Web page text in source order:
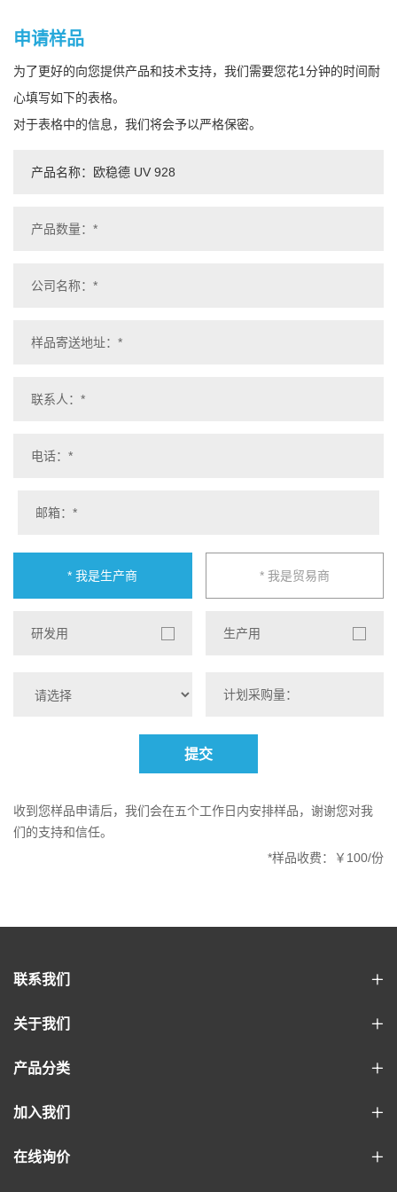
申请样品
为了更好的向您提供产品和技术支持，我们需要您花1分钟的时间耐
心填写如下的表格。
对于表格中的信息，我们将会予以严格保密。
* 我是生产商 * 我是贸易商
研发用 生产用
提交
收到您样品申请后，我们会在五个工作日内安排样品，谢谢您对我
们的支持和信任。
*样品收费：￥100/份
联系我们
关于我们
产品分类
加入我们
在线询价